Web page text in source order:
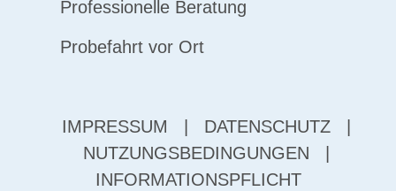
Professionelle Beratung
Probefahrt vor Ort
IMPRESSUM DATENSCHUTZ
NUTZUNGSBEDINGUNGEN
INFORMATIONSPFLICHT